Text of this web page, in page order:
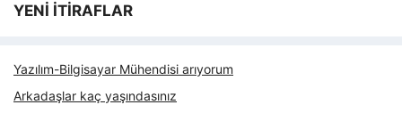
YENİ İTİRAFLAR
Yazılım-Bilgisayar Mühendisi arıyorum
Arkadaşlar kaç yaşındasınız